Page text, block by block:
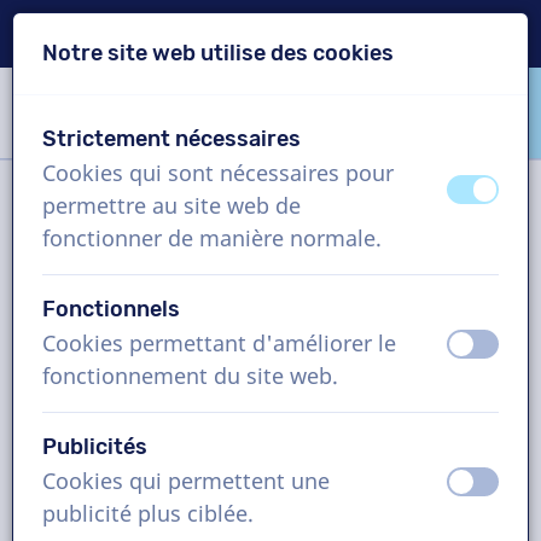
VoiceProductions
Filtre
Projet
Comédiens voix off en Anglais
(Australie), vidéo explicative,
Notre site web utilise des cookies
Strictement nécessaires
Cookies qui sont nécessaires pour
permettre au site web de
fonctionner de manière normale.
éteint
Fonctionnels
Cookies permettant d'améliorer le
fonctionnement du site web.
éteint
Publicités
Cookies qui permettent une
publicité plus ciblée.
éteint